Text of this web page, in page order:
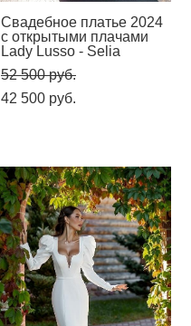
Свадебное платье 2024
с открытыми плачами
Lady Lusso - Selia
52 500 pуб.
42 500 pуб.